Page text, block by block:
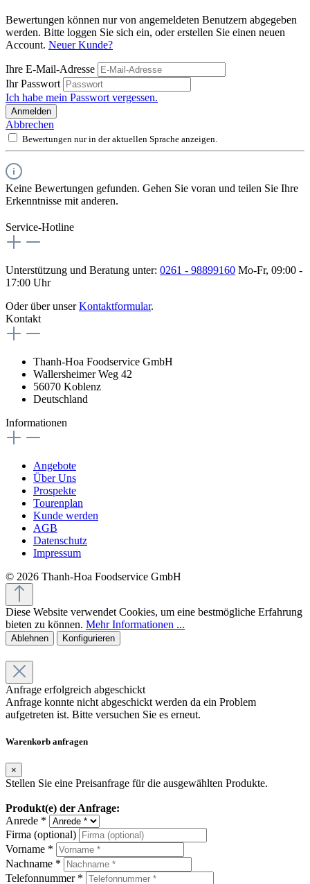
Bewertungen können nur von angemeldeten Benutzern abgegeben
werden. Bitte loggen Sie sich ein, oder erstellen Sie einen neuen
Account. Neuer Kunde?
Ihre E-Mail-Adresse
Ihr Passwort
Ich habe mein Passwort vergessen.
Anmelden
Abbrechen
Bewertungen nur in der aktuellen Sprache anzeigen.
Keine Bewertungen gefunden. Gehen Sie voran und teilen Sie Ihre
Erkenntnisse mit anderen.
Service-Hotline
Unterstützung und Beratung unter: 0261 - 98899160 Mo-Fr, 09:00 -
17:00 Uhr
Oder über unserKontaktformular.
Kontakt
Thanh-Hoa Foodservice GmbH
Wallersheimer Weg 42
56070 Koblenz
Deutschland
Informationen
Angebote
Über Uns
Prospekte
Tourenplan
Kunde werden
AGB
Datenschutz
Impressum
© 2026 Thanh-Hoa Foodservice GmbH
Diese Website verwendet Cookies, um eine bestmögliche Erfahrung
bieten zu können. Mehr Informationen ...
Ablehnen Konfigurieren
Anfrage erfolgreich abgeschickt
Anfrage konnte nicht abgeschickt werden da ein Problem
aufgetreten ist. Bitte versuchen Sie es erneut.
Warenkorb anfragen
×
Stellen Sie eine Preisanfrage für die ausgewählten Produkte.
Produkt(e) der Anfrage:
Anrede *
Firma (optional)
Vorname *
Nachname *
Telefonnummer *